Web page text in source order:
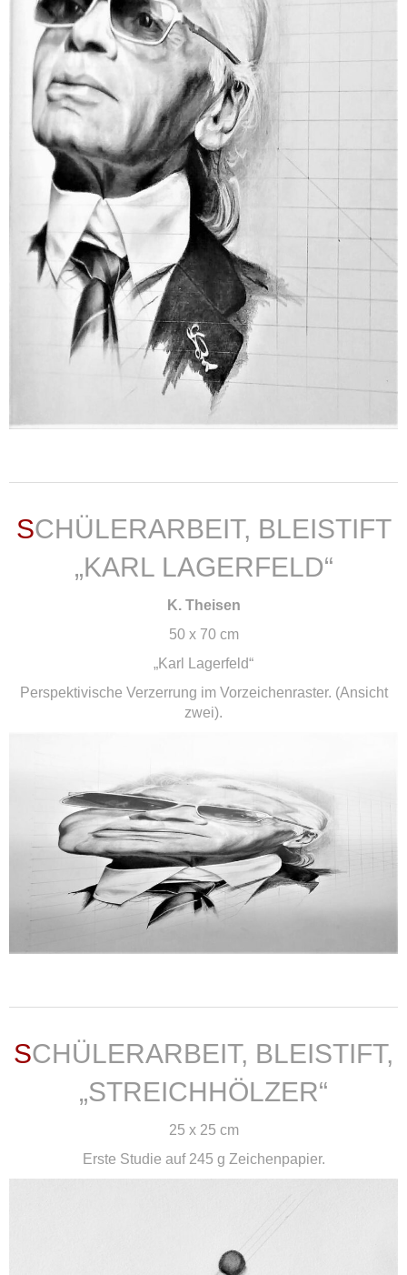
SCHÜLERARBEIT, BLEISTIFT
„KARL LAGERFELD“
K. Theisen
50 x 70 cm
„Karl Lagerfeld“
Perspektivische Verzerrung im Vorzeichenraster. (Ansicht
zwei).
SCHÜLERARBEIT, BLEISTIFT,
„STREICHHÖLZER“
25 x 25 cm
Erste Studie auf 245 g Zeichenpapier.